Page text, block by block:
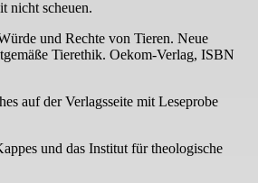
nicht scheuen.
und Rechte von Tieren. Neue
Tierethik. Oekom-Verlag, ISBN
auf der Verlagsseite mit Leseprobe
und das Institut für theologische